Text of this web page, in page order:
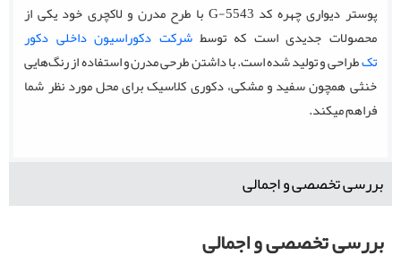
پوستر دیواری چهره کد G-5543 با طرح مدرن و لاکچری خود یکی از
محصولات جدیدی است که توسطشرکت دکوراسیون داخلی دکور
تکطراحی و تولید شده است. با داشتن طرحی مدرن و استفاده از رنگ‌هایی
خنثی همچون سفید و مشکی، دکوری کلاسیک برای محل مورد نظر شما
فراهم میکند.
بررسی تخصصی و اجمالی
بررسی تخصصی و اجمالی